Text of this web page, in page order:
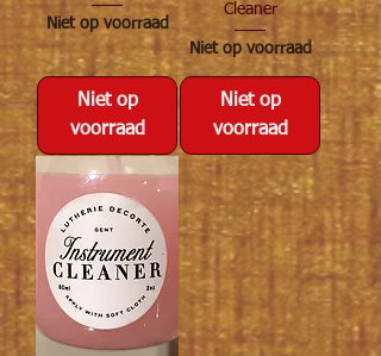
Niet op voorraad
Niet op
voorraad
Cleaner
Niet op voorraad
Niet op
voorraad